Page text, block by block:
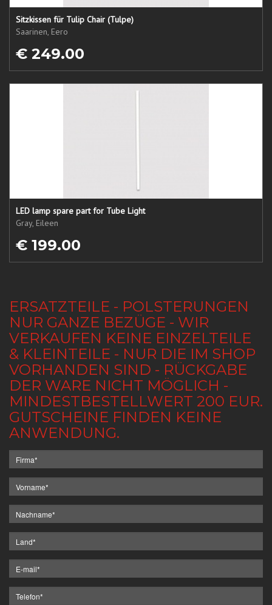
Sitzkissen für Tulip Chair (Tulpe)
Saarinen, Eero
€ 249.00
LED lamp spare part for Tube Light
Gray, Eileen
€ 199.00
ERSATZTEILE - POLSTERUNGEN
NUR GANZE BEZÜGE - WIR
VERKAUFEN KEINE EINZELTEILE
& KLEINTEILE - NUR DIE IM SHOP
VORHANDEN SIND - RÜCKGABE
DER WARE NICHT MÖGLICH -
MINDESTBESTELLWERT 200 EUR.
GUTSCHEINE FINDEN KEINE
ANWENDUNG.